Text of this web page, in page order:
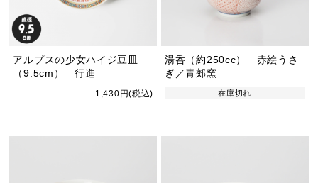
アルプスの少女ハイジ豆皿
（9.5cm） 行進
1,430円(税込)
湯呑（約250cc） 赤絵うさ
ぎ／青郊窯
在庫切れ